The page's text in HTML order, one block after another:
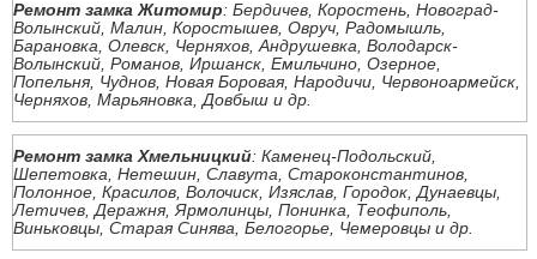
Ремонт замка Житомир: Бердичев, Коростень, Новоград-
Волынский, Малин, Коростышев, Овруч, Радомышль,
Барановка, Олевск, Черняхов, Андрушевка, Володарск-
Волынский, Романов, Иршанск, Емильчино, Озерное,
Попельня, Чуднов, Новая Боровая, Народичи, Червоноармейск,
Черняхов, Марьяновка, Довбыш и др.
Ремонт замка Хмельницкий: Каменец-Подольский,
Шепетовка, Нетешин, Славута, Староконстантинов,
Полонное, Красилов, Волочиск, Изяслав, Городок, Дунаевцы,
Летичев, Деражня, Ярмолинцы, Понинка, Теофиполь,
Виньковцы, Старая Синява, Белогорье, Чемеровцы и др.